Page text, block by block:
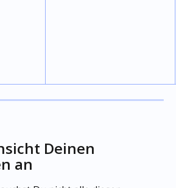
Deinen
an